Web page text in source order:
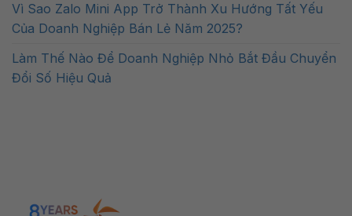
Vì Sao Zalo Mini App Trở Thành Xu Hướng Tất Yếu
Của Doanh Nghiệp Bán Lẻ Năm 2025?
Làm Thế Nào Để Doanh Nghiệp Nhỏ Bắt Đầu Chuyển
Đổi Số Hiệu Quả